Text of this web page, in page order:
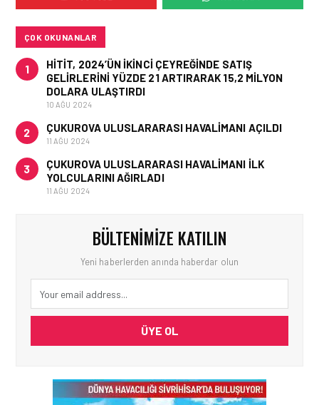
VE OPERASYONEL
ÇOK OKUNANLAR
1
HITIT, 2024’ÜN IKINCI ÇEYREĞINDE SATIŞ
GELIRLERINI YÜZDE 21 ARTIRARAK 15,2 MILYON
DOLARA ULAŞTIRDI
10 AĞU 2024
2 ÇUKUROVA ULUSLARARASI HAVALIMANI AÇILDI
11 AĞU 2024
3
ÇUKUROVA ULUSLARARASI HAVALIMANI İLK
YOLCULARINI AĞIRLADI
11 AĞU 2024
BÜLTENIMIZE KATILIN
Yeni haberlerden anında haberdar olun
ÜYE OL